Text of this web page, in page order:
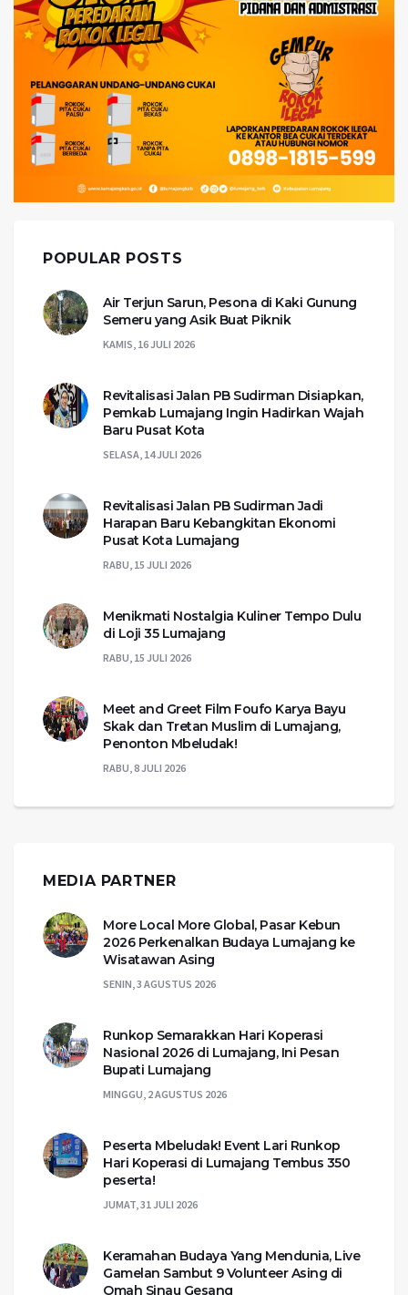
POPULAR POSTS
Air Terjun Sarun, Pesona di Kaki Gunung
Semeru yang Asik Buat Piknik
KAMIS, 16 JULI 2026
Revitalisasi Jalan PB Sudirman Disiapkan,
Pemkab Lumajang Ingin Hadirkan Wajah
Baru Pusat Kota
SELASA, 14 JULI 2026
Revitalisasi Jalan PB Sudirman Jadi
Harapan Baru Kebangkitan Ekonomi
Pusat Kota Lumajang
RABU, 15 JULI 2026
Menikmati Nostalgia Kuliner Tempo Dulu
di Loji 35 Lumajang
RABU, 15 JULI 2026
Meet and Greet Film Foufo Karya Bayu
Skak dan Tretan Muslim di Lumajang,
Penonton Mbeludak!
RABU, 8 JULI 2026
MEDIA PARTNER
More Local More Global, Pasar Kebun
2026 Perkenalkan Budaya Lumajang ke
Wisatawan Asing
SENIN, 3 AGUSTUS 2026
Runkop Semarakkan Hari Koperasi
Nasional 2026 di Lumajang, Ini Pesan
Bupati Lumajang
MINGGU, 2 AGUSTUS 2026
Peserta Mbeludak! Event Lari Runkop
Hari Koperasi di Lumajang Tembus 350
peserta!
JUMAT, 31 JULI 2026
Keramahan Budaya Yang Mendunia, Live
Gamelan Sambut 9 Volunteer Asing di
Omah Sinau Gesang